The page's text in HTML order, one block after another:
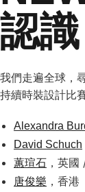
認
我們走遍全球，
持續時裝設計比
Alexandra
David Schuch
蕙瑄石 ，英
唐俊樂 ，香港